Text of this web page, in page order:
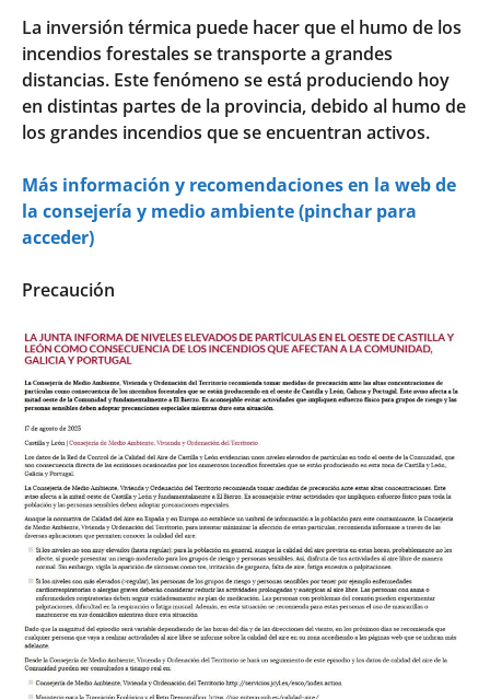
La inversión térmica puede hacer que el humo de los
incendios forestales se transporte a grandes
distancias. Este fenómeno se está produciendo hoy
en distintas partes de la provincia, debido al humo de
los grandes incendios que se encuentran activos.
Más información y recomendaciones en la web de
la consejería y medio ambiente (pinchar para
acceder)
Precaución